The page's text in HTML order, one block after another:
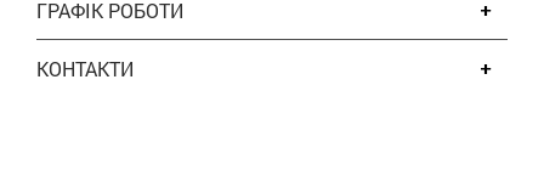
ГРАФІК РОБОТИ
КОНТАКТИ